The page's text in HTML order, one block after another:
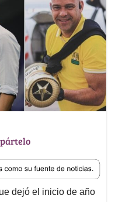
dejó el inicio de año